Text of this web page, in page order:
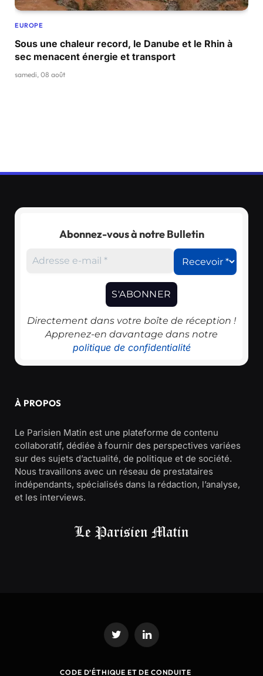
EUROPE
Sous une chaleur record, le Danube et le Rhin à
sec menacent énergie et transport
samedi, 08 août
Abonnez-vous à notre Bulletin
Directement dans votre boîte de réception !
Apprenez-en davantage dans notre
politique de confidentialité
À PROPOS
Le Parisien Matin est une plateforme de contenu
collaboratif, dédiée à fournir des perspectives variées
sur des sujets d’actualité, de politique et de société.
Nous travaillons avec un réseau de prestataires
indépendants, spécialisés dans la rédaction, l’analyse,
et les interviews.
Twitter LinkedIn
CODE D’ÉTHIQUE ET DE CONDUITE